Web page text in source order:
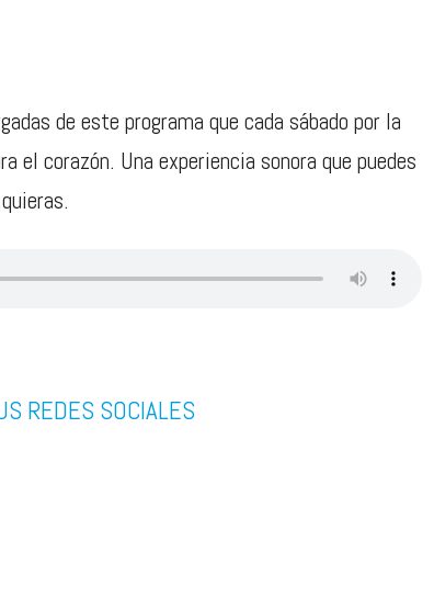
de este programa que cada sábado por la
el corazón. Una experiencia sonora que puedes
REDES SOCIALES